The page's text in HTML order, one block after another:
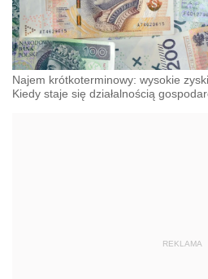
Najem krótkoterminowy: wysokie
Kiedy staje się działalnością